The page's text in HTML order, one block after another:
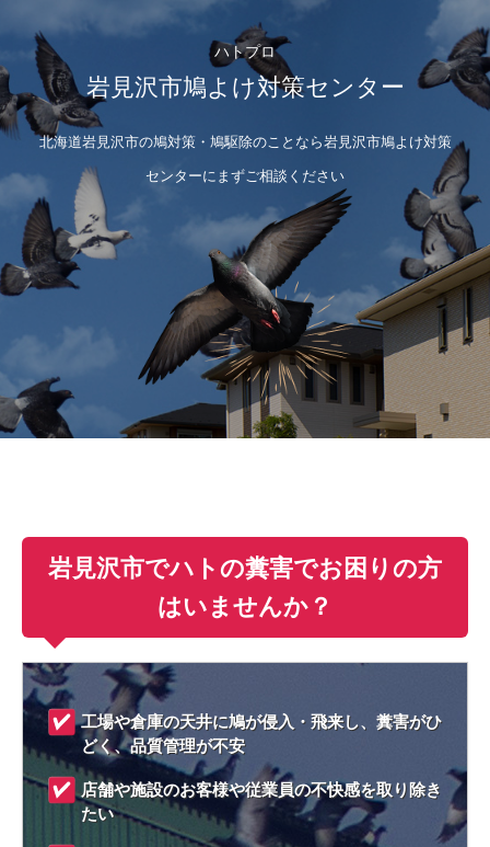
ハトプロ
岩見沢市鳩よけ対策センター
北海道岩見沢市の鳩対策・鳩駆除のことなら岩見沢市鳩よけ対策
センターにまずご相談ください
岩見沢市でハトの糞害でお困りの方
はいませんか？
工場や倉庫の天井に鳩が侵入・飛来し、糞害がひ
どく、品質管理が不安
店舗や施設のお客様や従業員の不快感を取り除き
たい